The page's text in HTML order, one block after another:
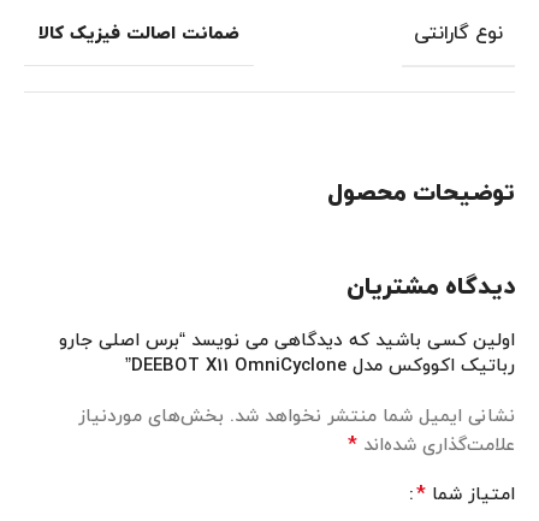
توضیحات محصول
نوع گارانتی ضمانت اصالت فیزیک کالا
دیدگاه مشتریان
اولین کسی باشید که دیدگاهی می نویسد “برس اصلی جارو
رباتیک اکووکس مدل DEEBOT X11 OmniCyclone”
نشانی ایمیل شما منتشر نخواهد شد. بخش‌های موردنیاز
علامت‌گذاری شده‌اند *
امتیاز شما *